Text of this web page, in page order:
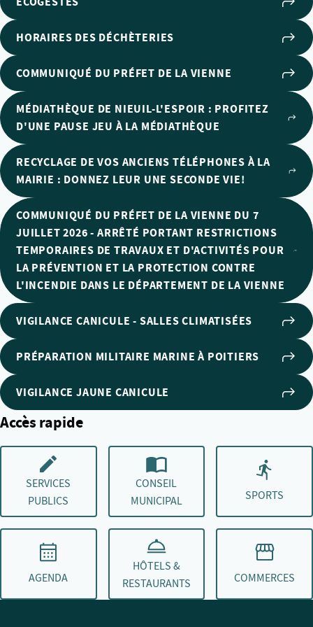
HORAIRES DES DÉCHÈTERIES
COMMUNIQUÉ DU PRÉFET DE LA VIENNE
MÉDIATHÈQUE DE NIEUIL-L'ESPOIR : PROFITEZ
D'UNE PAUSE JEU À LA MÉDIATHÈQUE
RECYCLAGE DE VOS ANCIENS TÉLÉPHONES À LA
MAIRIE : DONNEZ LEUR UNE SECONDE VIE!
COMMUNIQUÉ DU PRÉFET DE LA VIENNE DU 7
JUILLET 2026 - ARRÊTÉ PORTANT RESTRICTIONS
TEMPORAIRES DE TRAVAUX ET D'ACTIVITÉS POUR
LA PRÉVENTION ET LA PROTECTION CONTRE
L'INCENDIE DANS LE DÉPARTEMENT DE LA VIENNE
VIGILANCE CANICULE - SALLES CLIMATISÉES
PRÉPARATION MILITAIRE MARINE À POITIERS
VIGILANCE JAUNE CANICULE
Accès rapide
SERVICES
PUBLICS
CONSEIL
MUNICIPAL
SPORTS
AGENDA
HÔTELS &
RESTAURANTS
COMMERCES